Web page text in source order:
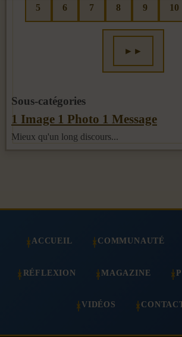
5 6 7 8 9 10
►►
Sous-catégories
1 Image 1 Photo 1 Message
Mieux qu'un long discours...
ACCUEIL COMMUNAUTÉ
RÉFLEXION MAGAZINE
VIDÉOS